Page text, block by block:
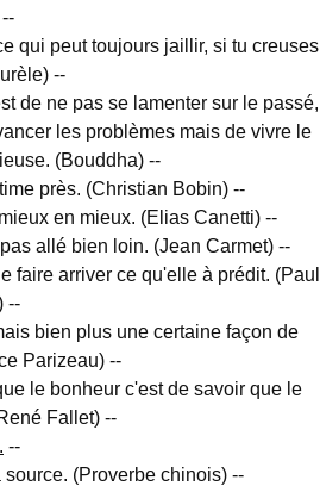
--
qui peut toujours jaillir, si tu creuses
--
de ne pas se lamenter sur le passé,
les problèmes mais de vivre le
(Bouddha) --
près. (Christian Bobin) --
en mieux. (Elias Canetti) --
allé bien loin. (Jean Carmet) --
faire arriver ce qu'elle à prédit. (Paul
--
bien plus une certaine façon de
Parizeau) --
le bonheur c'est de savoir que le
Fallet) --
--
(Proverbe chinois) --